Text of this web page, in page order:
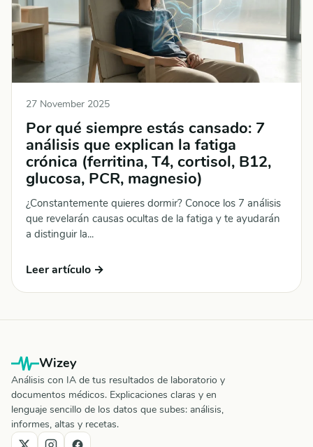
27 November 2025
Por qué siempre estás cansado: 7
análisis que explican la fatiga
crónica (ferritina, T4, cortisol, B12,
glucosa, PCR, magnesio)
¿Constantemente quieres dormir? Conoce los 7 análisis
que revelarán causas ocultas de la fatiga y te ayudarán
a distinguir la...
Leer artículo →
Wizey
Análisis con IA de tus resultados de laboratorio y
documentos médicos. Explicaciones claras y en
lenguaje sencillo de los datos que subes: análisis,
informes, altas y recetas.